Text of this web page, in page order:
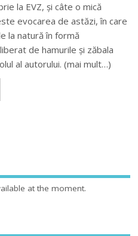
la EVZ, și câte o mică
evocarea de astăzi, în care
la natură în formă
de hamurile și zăbala
al autorului. (mai mult…)
at the moment.